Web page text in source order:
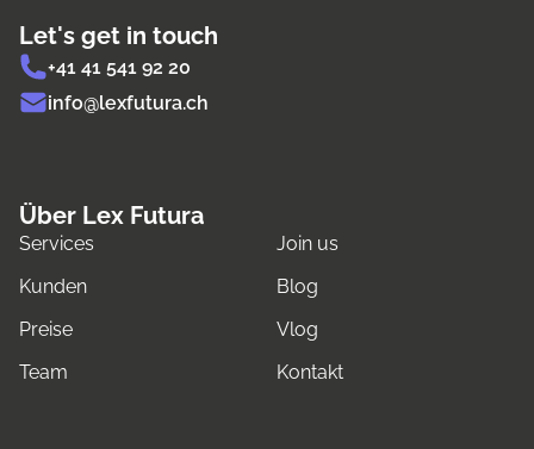
Let's get in touch
+41 41 541 92 20
info@lexfutura.ch
Über Lex Futura
Services
Join us
Kunden
Blog
Preise
Vlog
Team
Kontakt